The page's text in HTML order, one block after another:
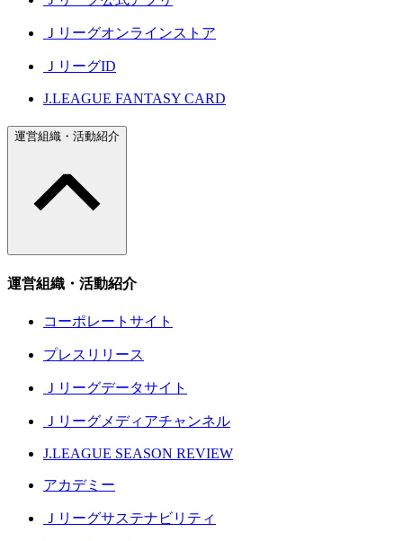
Ｊリーグオンラインストア
ＪリーグID
J.LEAGUE FANTASY CARD
運営組織・活動紹介
運営組織・活動紹介
コーポレートサイト
プレスリリース
Ｊリーグデータサイト
Ｊリーグメディアチャンネル
J.LEAGUE SEASON REVIEW
アカデミー
Ｊリーグサステナビリティ